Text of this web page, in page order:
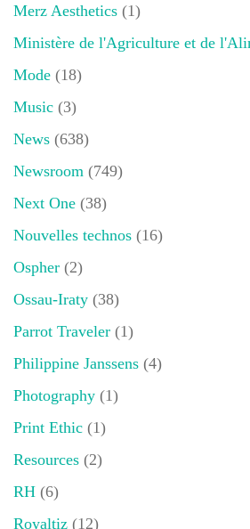
Merz Aesthetics (1)
Ministère de l'Agriculture et de
Mode (18)
Music (3)
News (638)
Newsroom (749)
Next One (38)
Nouvelles technos (16)
Ospher (2)
Ossau-Iraty (38)
Parrot Traveler (1)
Philippine Janssens (4)
Photography (1)
Print Ethic (1)
Resources (2)
RH (6)
Royaltiz (12)